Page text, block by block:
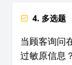
4. 多选题
当顾客询问
过敏原信息？